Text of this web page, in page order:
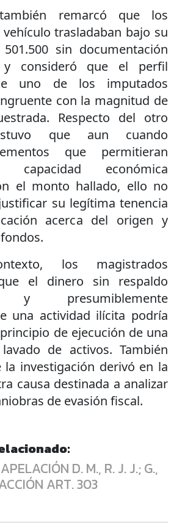
remarcó que los
trasladaban bajo su
sin documentación
y consideró que el perfil
uno de los imputados
con la magnitud de
Respecto del otro
que aun cuando
que permitieran
económica
el monto hallado, ello no
su legítima tenencia
acerca del origen y
los magistrados
el dinero sin respaldo
y presumiblemente
una actividad ilícita podría
de ejecución de una
de activos. También
la investigación derivó en la
causa destinada a analizar
de evasión fiscal.
D. M., R. J. J.; G.,
ART. 303